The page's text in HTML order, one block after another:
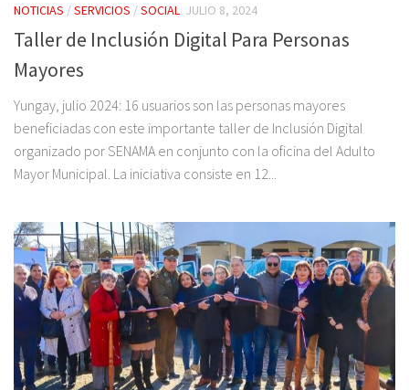
NOTICIAS /SERVICIOS /SOCIAL JULIO 8, 2024
Taller de Inclusión Digital Para Personas
Mayores
Yungay, julio 2024: 16 usuarios son las personas mayores
beneficiadas con este importante taller de Inclusión Digital
organizado por SENAMA en conjunto con la oficina del Adulto
Mayor Municipal. La iniciativa consiste en 12...